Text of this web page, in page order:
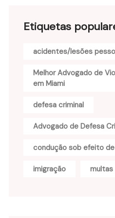
Etiquetas
acidentes/lesões
Melhor Advogado de
em Miami
defesa criminal
Advogado de Defesa
condução sob efeito
imigração